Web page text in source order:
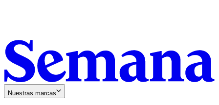
Nuestras marcas